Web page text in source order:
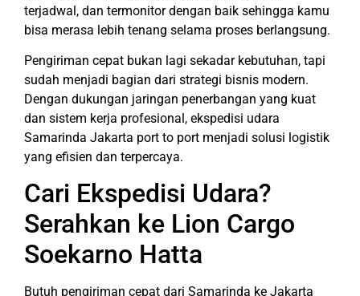
terjadwal, dan termonitor dengan baik sehingga kamu
bisa merasa lebih tenang selama proses berlangsung.
Pengiriman cepat bukan lagi sekadar kebutuhan, tapi
sudah menjadi bagian dari strategi bisnis modern.
Dengan dukungan jaringan penerbangan yang kuat
dan sistem kerja profesional, ekspedisi udara
Samarinda Jakarta port to port menjadi solusi logistik
yang efisien dan terpercaya.
Cari Ekspedisi Udara?
Serahkan ke Lion Cargo
Soekarno Hatta
Butuh pengiriman cepat dari Samarinda ke Jakarta